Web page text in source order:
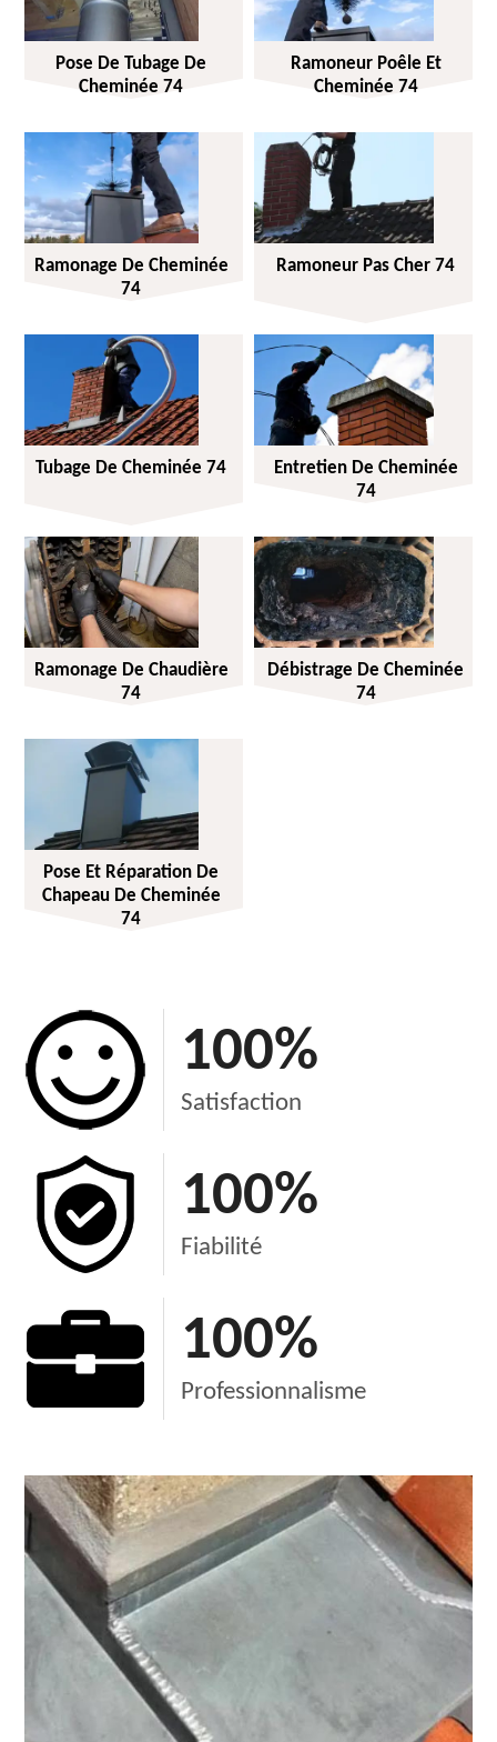
Pose De Tubage De
Cheminée 74
Ramoneur Poêle Et
Cheminée 74
Ramonage De Cheminée
74
Ramoneur Pas Cher 74
Tubage De Cheminée 74
Entretien De Cheminée
74
Ramonage De Chaudière
74
Débistrage De Cheminée
74
Pose Et Réparation De
Chapeau De Cheminée
74
100%
Satisfaction
100%
Fiabilité
100%
Professionnalisme